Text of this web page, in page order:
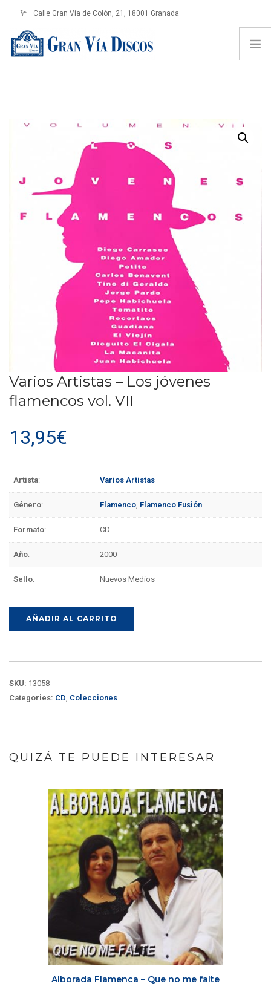
Calle Gran Vía de Colón, 21, 18001 Granada
info@granviadiscos.com
SHOPPING CART
Varios Artistas – Los jóvenes
flamencos vol. VII
13,95€
Artista: Varios Artistas
Género: Flamenco, Flamenco Fusión
Formato: CD
Año: 2000
Sello: Nuevos Medios
AÑADIR AL CARRITO
SKU: 13058
Categories: CD, Colecciones.
QUIZÁ TE PUEDE INTERESAR
Alborada Flamenca – Que no me falte